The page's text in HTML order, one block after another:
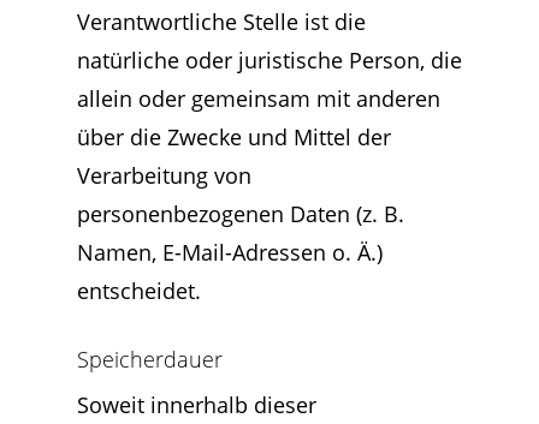
Verantwortliche Stelle ist die
natürliche oder juristische Person, die
allein oder gemeinsam mit anderen
über die Zwecke und Mittel der
Verarbeitung von
personenbezogenen Daten (z. B.
Namen, E-Mail-Adressen o. Ä.)
entscheidet.
Speicherdauer
Soweit innerhalb dieser